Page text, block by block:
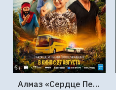
Алмаз «Сердце Персии»